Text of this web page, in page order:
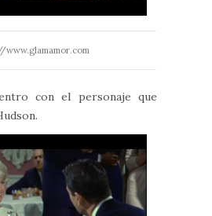
www.glamamor.com
con el personaje que